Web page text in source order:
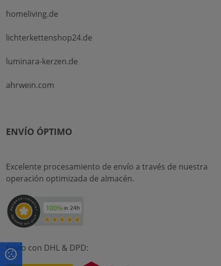
homeliving.de
lichterkettenshop24.de
luminara-kerzen.de
ahrwein.com
ENVÍO ÓPTIMO
Excelente procesamiento de envío a través de nuestra
operación optimizada de almacén.
Envío con DHL & DPD: